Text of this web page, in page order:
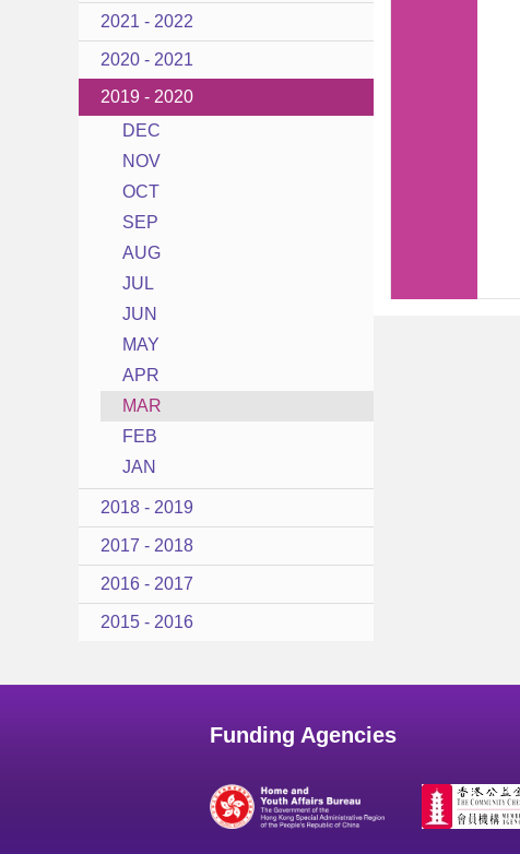
2021 - 2022
2020 - 2021
2019 - 2020
DEC
NOV
OCT
SEP
AUG
JUL
JUN
MAY
APR
MAR
FEB
JAN
2018 - 2019
2017 - 2018
2016 - 2017
2015 - 2016
Funding Agencies